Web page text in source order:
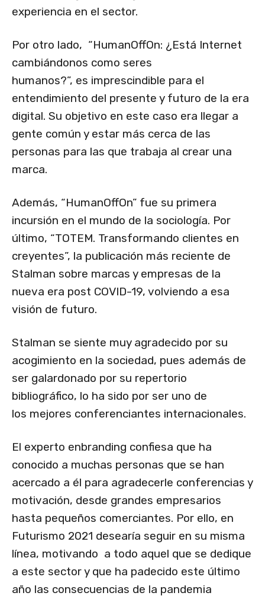
experiencia en el sector.
Por otro lado, “HumanOffOn: ¿Está Internet
cambiándonos como seres
humanos?”, es imprescindible para el
entendimiento del presente y futuro de la era
digital. Su objetivo en este caso era llegar a
gente común y estar más cerca de las
personas para las que trabaja al crear una
marca.
Además, “HumanOffOn” fue su primera
incursión en el mundo de la sociología. Por
último, “TOTEM. Transformando clientes en
creyentes”, la publicación más reciente de
Stalman sobre marcas y empresas de la
nueva era post COVID-19, volviendo a esa
visión de futuro.
Stalman se siente muy agradecido por su
acogimiento en la sociedad, pues además de
ser galardonado por su repertorio
bibliográfico, lo ha sido por ser uno de
los mejores conferenciantes internacionales.
El experto enbranding confiesa que ha
conocido a muchas personas que se han
acercado a él para agradecerle conferencias y
motivación, desde grandes empresarios
hasta pequeños comerciantes. Por ello, en
Futurismo 2021 desearía seguir en su misma
línea, motivando a todo aquel que se dedique
a este sector y que ha padecido este último
año las consecuencias de la pandemia